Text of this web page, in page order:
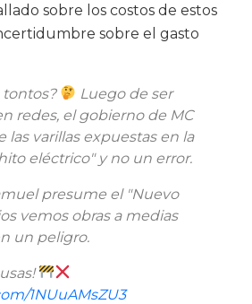
sobre los costos de estos
sobre el gasto
tontos?
Luego de ser
redes, el gobierno de MC
las varillas expuestas en la
eléctrico" y no un error.
presume el "Nuevo
vemos obras a medias
un peligro.
1NUuAMsZU3